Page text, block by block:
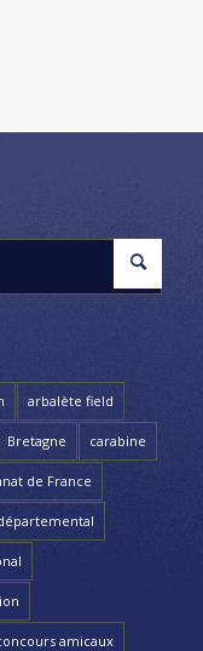
arbalète field
Bretagne carabine
de France
amicaux